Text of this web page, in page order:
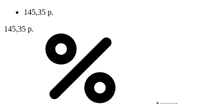
145,35 р.
145,35 р.